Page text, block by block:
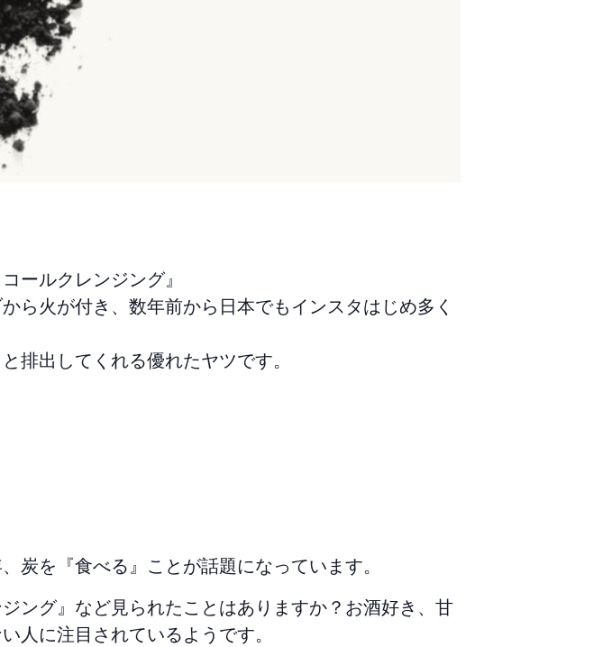
ールクレンジング』
ら火が付き、数年前から日本でもインスタはじめ多く
排出してくれる優れたヤツです。
炭を『食べる』ことが話題になっています。
ング』など見られたことはありますか？お酒好き、甘
人に注目されているようです。